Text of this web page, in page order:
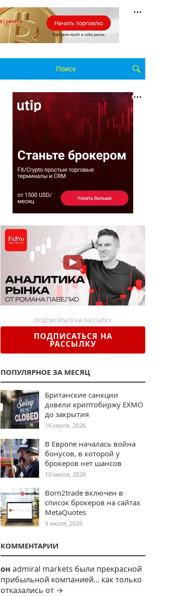
ПОДПИСАТЬСЯ НА РАССЫЛКУ
ПОДПИСАТЬСЯ НА
РАССЫЛКУ
ПОПУЛЯРНОЕ ЗА МЕСЯЦ
Британские санкции
довели криптобиржу EXMO
до закрытия
16 июля, 2026
В Европе началась война
бонусов, в которой у
брокеров нет шансов
10 июля, 2026
Born2trade включен в
список брокеров на сайтах
MetaQuotes
9 июля, 2026
КОММЕНТАРИИ
он admiral markets были прекрасной
прибыльной компанией... как только
отказались от →